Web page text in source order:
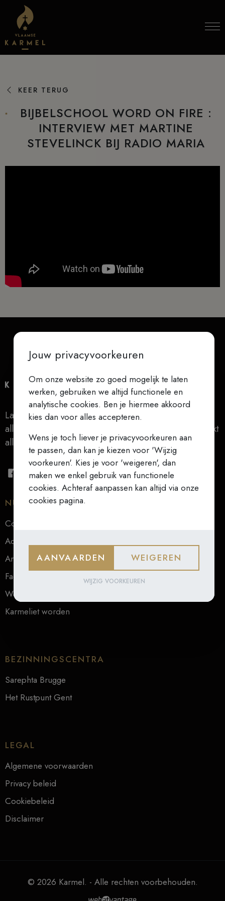
Skip to content
KEER TERUG
BIJBELSCHOOL WORD ON FIRE :
INTERVIEW MET MARTINE
STEVELINCK BIJ RADIO MARIA
Laat niets je verontrusten, laat niets je beangstigen,
alles gaat voorbij, God verandert nooit, geduld bereikt
alles (Teresa van Ávila)
NUTTIGE LINKS
Contact
Actueel
Archief
Faq
Webwinkel
Karmeliet worden
BEZINNINGSCENTRA
Sarephta Brugge
Het Rustpunt Gent
LEGAL
Algemene voorwaarden
Privacy beleid
Cookiebeleid
Disclaimer
© 2026 Karmel. - Alle rechten voorbehouden.
Jouw privacyvoorkeuren
Om onze website zo goed mogelijk te laten
werken, gebruiken we altijd functionele en
analytische cookies. Ben je hiermee akkoord
kies dan voor alles accepteren.
Wens je toch liever je privacyvoorkeuren aan
te passen, dan kan je kiezen voor 'Wijzig
voorkeuren'. Kies je voor 'weigeren', dan
maken we enkel gebruik van functionele
cookies. Achteraf aanpassen kan altijd via onze
cookies pagina.
AANVAARDEN WEIGEREN
WIJZIG VOORKEUREN